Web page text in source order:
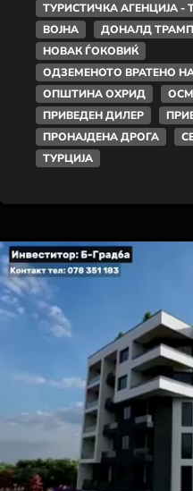
ТУРИСТИЧКА АГЕНЦИЈА -
ВОЈНА
ДОНАЛД ТРАМП
НОВАК ЃОКОВИЌ
ОДЗЕМЕНОТО ВРАТЕНО
ОПШТИНА ОХРИД
ПРИВЕДЕН ДИЛЕР
ПРОНАЈДЕНА ДРОГА
ТУРЦИЈА